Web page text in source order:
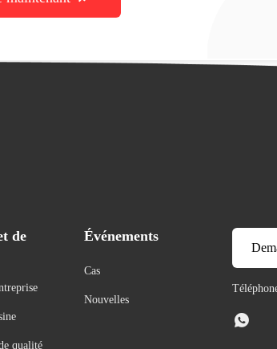
de
qualité
Événements
Cas
Nouvelles
